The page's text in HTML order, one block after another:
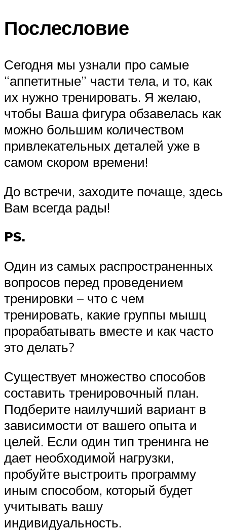
Послесловие
Сегодня мы узнали про самые
“аппетитные” части тела, и то, как
их нужно тренировать. Я желаю,
чтобы Ваша фигура обзавелась как
можно большим количеством
привлекательных деталей уже в
самом скором времени!
До встречи, заходите почаще, здесь
Вам всегда рады!
PS.
Один из самых распространенных
вопросов перед проведением
тренировки – что с чем
тренировать, какие группы мышц
прорабатывать вместе и как часто
это делать?
Существует множество способов
составить тренировочный план.
Подберите наилучший вариант в
зависимости от вашего опыта и
целей. Если один тип тренинга не
дает необходимой нагрузки,
пробуйте выстроить программу
иным способом, который будет
учитывать вашу
индивидуальность.